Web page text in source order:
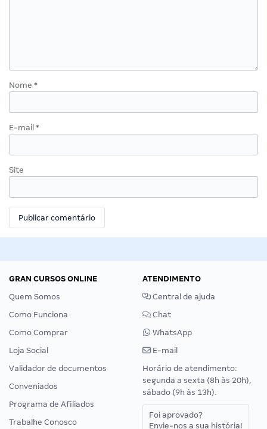
Nome *
E-mail *
Site
GRAN CURSOS ONLINE
Quem Somos
Como Funciona
Como Comprar
Loja Social
Validador de documentos
Conveniados
Programa de Afiliados
Trabalhe Conosco
ATENDIMENTO
Central de ajuda
Chat
WhatsApp
E-mail
Horário de atendimento:
segunda a sexta (8h às 20h),
sábado (9h às 13h).
Foi aprovado?
Envie-nos a sua história!